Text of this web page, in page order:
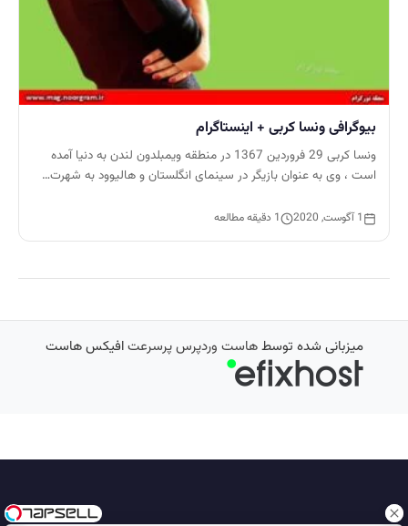
بیوگرافی ونسا کربی + اینستاگرام
ونسا کربی 29 فروردین 1367 در منطقه ویمبلدون لندن به دنیا آمده
است ، وی به عنوان بازیگر در سینمای انگلستان و هالیوود به شهرت…
1 آگوست, 2020 1 دقیقه مطالعه
میزبانی شده توسطهاست وردپرس پرسرعتافیکس هاست